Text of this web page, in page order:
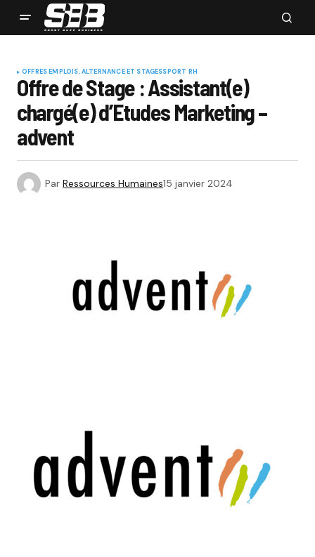
OFFRES EMPLOIS, ALTERNANCE ET STAGESSPORT RH
Offre de Stage : Assistant(e)
chargé(e) d’Etudes Marketing –
advent
Par Ressources Humaines15 janvier 2024